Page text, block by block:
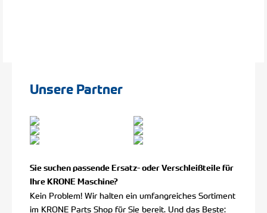
Unsere Partner
Sie suchen passende Ersatz- oder Verschleißteile für
Ihre KRONE Maschine?
Kein Problem! Wir halten ein umfangreiches Sortiment
im KRONE Parts Shop für Sie bereit. Und das Beste: